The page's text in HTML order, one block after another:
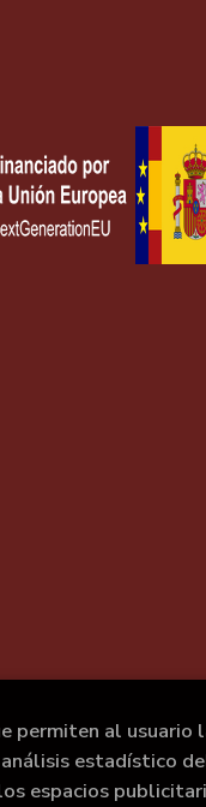
permiten al usuario
estadístico
espacios